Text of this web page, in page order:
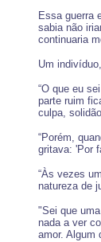
Essa guerra
sabia não
continuaria
Um
“O que eu
parte ruim
culpa,
“Porém,
gritava: 'Por
“Às vezes
natureza de
"Sei que
nada a ver
amor. Algum